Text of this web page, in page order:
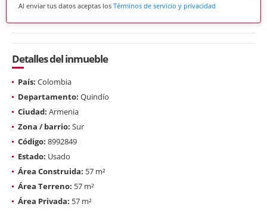
Al enviar tus datos aceptas los Términos de servicio y privacidad
Detalles del inmueble
País: Colombia
Departamento: Quindío
Ciudad: Armenia
Zona / barrio: Sur
Código: 8992849
Estado: Usado
Área Construida: 57 m²
Área Terreno: 57 m²
Área Privada: 57 m²